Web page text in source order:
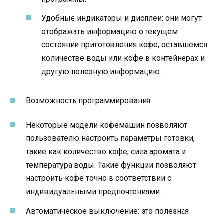
Удобные индикаторы и дисплеи: они могут
отображать информацию о текущем
состоянии приготовления кофе, оставшемся
количестве воды или кофе в контейнерах и
другую полезную информацию.
Возможность программирования:
Некоторые модели кофемашин позволяют
пользователю настроить параметры готовки,
такие как количество кофе, сила аромата и
температура воды. Такие функции позволяют
настроить кофе точно в соответствии с
индивидуальными предпочтениями.
Автоматическое выключение: это полезная